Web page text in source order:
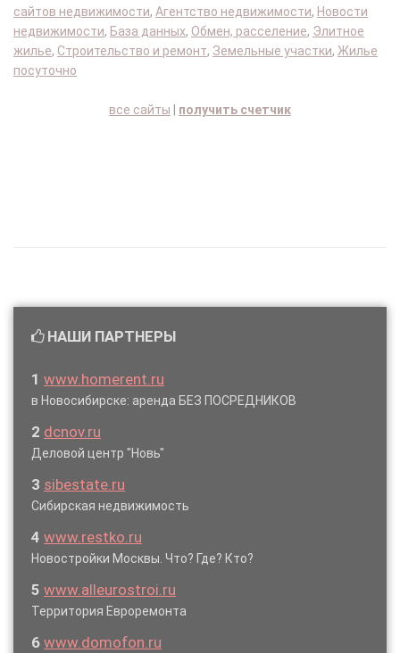
сайтов недвижимости, Агентство недвижимости, Новости
недвижимости, База данных, Обмен, расселение, Элитное
жилье, Строительство и ремонт, Земельные участки, Жилье
посуточно
все сайты получить счетчик
НАШИ ПАРТНЕРЫ
1 www.homerent.ru
в Новосибирске: аренда БЕЗ ПОСРЕДНИКОВ
2 dcnov.ru
Деловой центр "Новь"
3 sibestate.ru
Сибирская недвижимость
4 www.restko.ru
Новостройки Москвы. Что? Где? Кто?
5 www.alleurostroi.ru
Территория Евроремонта
6 www.domofon.ru